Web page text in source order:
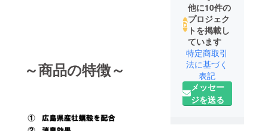
～商品の特徴～
他に10件の
プロジェク
トを掲載し
ています
特定商取引
法に基づく
表記
メッセー
ジを送る